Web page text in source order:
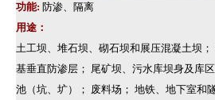
功能: 防渗、隔离
用途：
土工坝、堆石坝、砌石坝和展压混凝土坝
基垂直防渗层； 尾矿坝、污水库坝身及库
池（坑、圹）； 废料场； 地铁、地下室和